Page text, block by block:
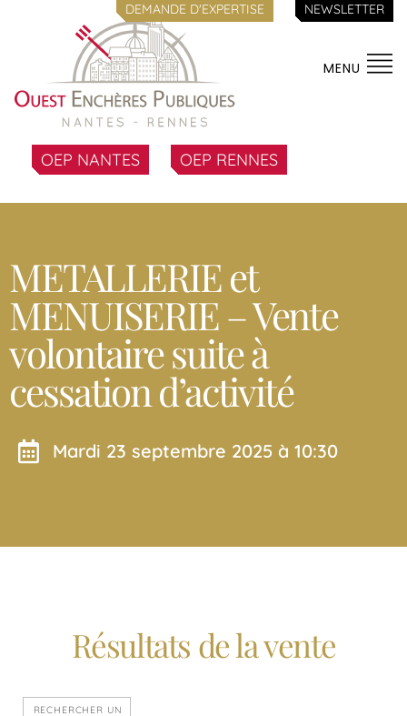
DEMANDE D'EXPERTISE NEWSLETTER
MENU
OEP NANTES OEP RENNES
METALLERIE et
MENUISERIE – Vente
volontaire suite à
cessation d’activité
mardi 23 septembre 2025 à 10:30
Résultats de la vente